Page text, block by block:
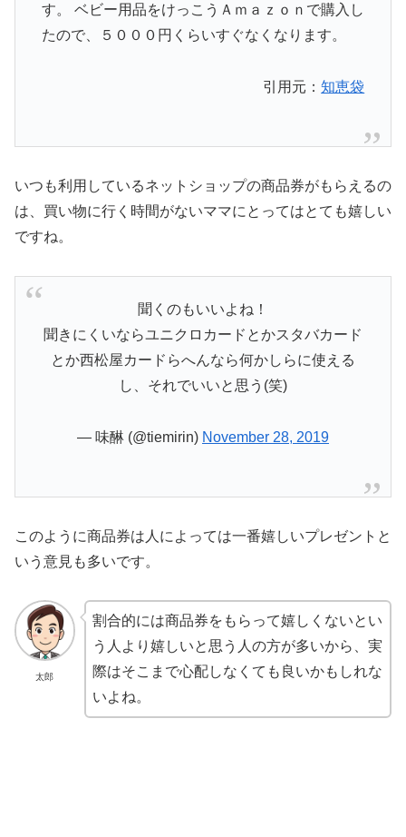
す。 ベビー用品をけっこうＡｍａｚｏｎで購入し
たので、５０００円くらいすぐなくなります。
引用元：知恵袋
いつも利用しているネットショップの商品券がもらえるの
は、買い物に行く時間がないママにとってはとても嬉しい
ですね。
聞くのもいいよね！
聞きにくいならユニクロカードとかスタバカード
とか西松屋カードらへんなら何かしらに使える
し、それでいいと思う(笑)
— 味醂 (@tiemirin) November 28, 2019
このように商品券は人によっては一番嬉しいプレゼントと
いう意見も多いです。
太郎
割合的には商品券をもらって嬉しくないとい
う人より嬉しいと思う人の方が多いから、実
際はそこまで心配しなくても良いかもしれな
いよね。